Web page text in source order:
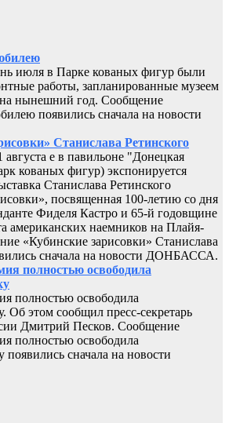
июля в Парке кованых фигур были
работы, запланированные музеем
нынешний год. Сообщение
появились сначала на новости
Станислава Ретинского
е в павильоне "Донецкая
кованых фигур) экспонируется
Станислава Ретинского
посвященная 100-летию со дня
Фиделя Кастро и 65-й годовщине
американских наемников на Плайя-
«Кубинские зарисовки» Станислава
сначала на новости ДОНБАССА.
полностью освободила
полностью освободила
Об этом сообщил пресс-секретарь
Дмитрий Песков. Сообщение
полностью освободила
появились сначала на новости